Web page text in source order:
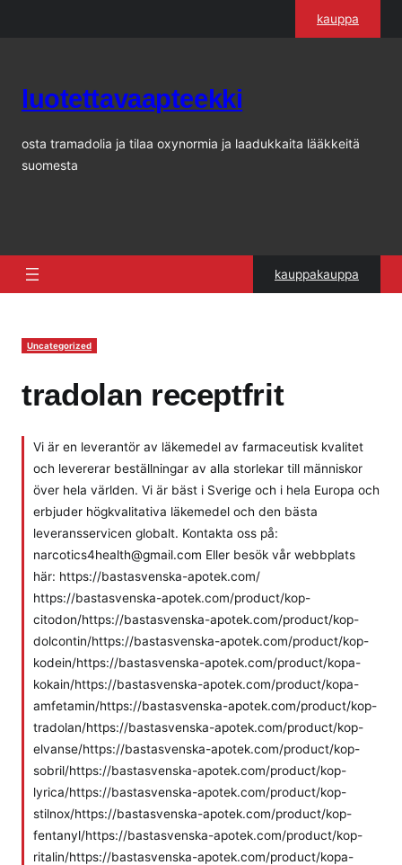
kauppa
luotettavaapteekki
osta tramadolia ja tilaa oxynormia ja laadukkaita lääkkeitä
suomesta
kauppakauppa
Uncategorized
tradolan receptfrit
Vi är en leverantör av läkemedel av farmaceutisk kvalitet
och levererar beställningar av alla storlekar till människor
över hela världen. Vi är bäst i Sverige och i hela Europa och
erbjuder högkvalitativa läkemedel och den bästa
leveransservicen globalt. Kontakta oss på:
narcotics4health@gmail.com Eller besök vår webbplats
här: https://bastasvenska-apotek.com/
https://bastasvenska-apotek.com/product/kop-
citodon/https://bastasvenska-apotek.com/product/kop-
dolcontin/https://bastasvenska-apotek.com/product/kop-
kodein/https://bastasvenska-apotek.com/product/kopa-
kokain/https://bastasvenska-apotek.com/product/kopa-
amfetamin/https://bastasvenska-apotek.com/product/kop-
tradolan/https://bastasvenska-apotek.com/product/kop-
elvanse/https://bastasvenska-apotek.com/product/kop-
sobril/https://bastasvenska-apotek.com/product/kop-
lyrica/https://bastasvenska-apotek.com/product/kop-
stilnox/https://bastasvenska-apotek.com/product/kop-
fentanyl/https://bastasvenska-apotek.com/product/kop-
ritalin/https://bastasvenska-apotek.com/product/kopa-